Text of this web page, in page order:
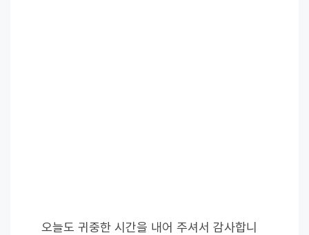
오늘도 귀중한 시간을 내어 주셔서 감사합니